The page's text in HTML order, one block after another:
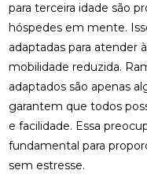
para terceira idade são
hóspedes em mente.
adaptadas para atender
mobilidade reduzida.
adaptados são apenas
garantem que todos
e facilidade. Essa
fundamental para
sem estresse.